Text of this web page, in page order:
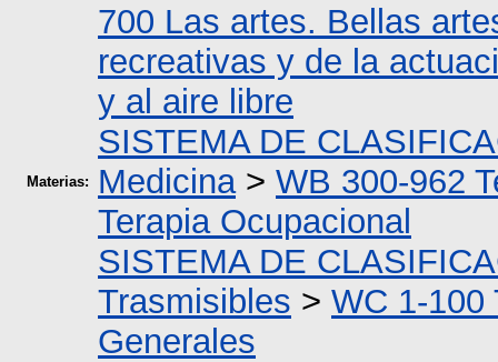
Materias:
700 Las artes. Bellas
recreativas y de la
y al aire libre
SISTEMA DE
Medicina> WB 300-962
Terapia Ocupacional
SISTEMA DE
Trasmisibles > WC 1-100
Generales